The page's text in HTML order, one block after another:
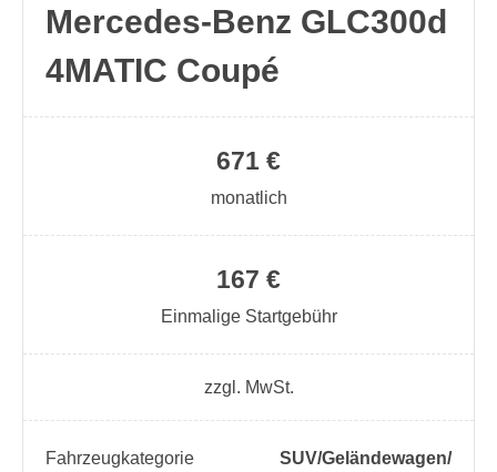
Mercedes-Benz GLC300d
4MATIC Coupé
167 €
Einmalige Startgebühr
671 €
monatlich
zzgl. MwSt.
Fahrzeugkategorie
SUV/​Geländewagen/​